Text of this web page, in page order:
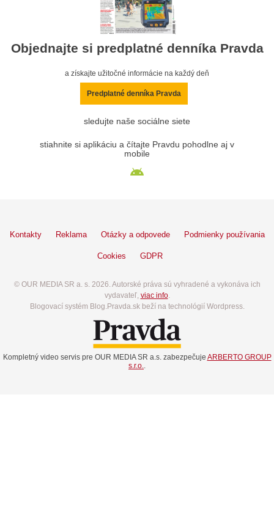
Objednajte si predplatné denníka Pravda
a získajte užitočné informácie na každý deň
Predplatné denníka Pravda
sledujte naše sociálne siete
stiahnite si aplikáciu a čítajte Pravdu pohodlne aj v
mobile
Kontakty Reklama Otázky a odpovede Podmienky používania
Cookies GDPR
© OUR MEDIA SR a. s. 2026. Autorské práva sú vyhradené a vykonáva ich
vydavateľ, viac info.
Blogovací systém Blog.Pravda.sk beží na technológií Wordpress.
Kompletný video servis pre OUR MEDIA SR a.s. zabezpečuje ARBERTO GROUP
s.r.o..